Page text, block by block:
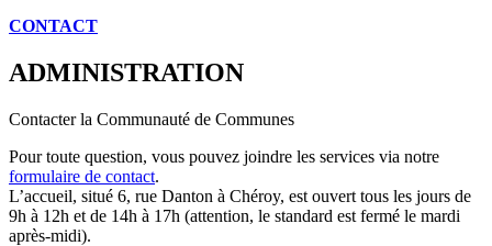
CONTACT
ADMINISTRATION
Contacter la Communauté de Communes
Pour toute question, vous pouvez joindre les services via notre
formulaire de contact.
L’accueil, situé 6, rue Danton à Chéroy, est ouvert tous les jours de
9h à 12h et de 14h à 17h (attention, le standard est fermé le mardi
après-midi).